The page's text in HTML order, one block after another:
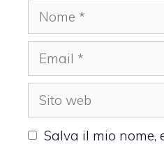
Nome
Email
Sito
web
Salva il mio nome,